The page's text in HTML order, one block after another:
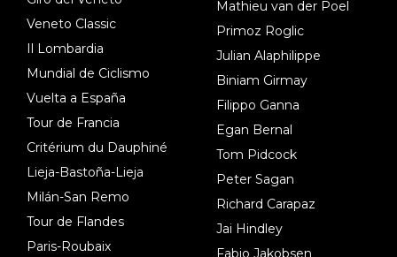
Veneto Classic
Il Lombardia
Mundial de Ciclismo
Vuelta a España
Tour de Francia
Critérium du Dauphiné
Lieja-Bastoña-Lieja
Milán-San Remo
Tour de Flandes
Paris-Roubaix
Mathieu van der Poel
Primoz Roglic
Julian Alaphilippe
Biniam Girmay
Filippo Ganna
Egan Bernal
Tom Pidcock
Peter Sagan
Richard Carapaz
Jai Hindley
Fabio Jakobsen